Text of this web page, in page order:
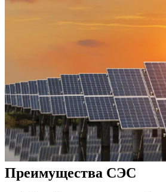
Преимущества СЭС